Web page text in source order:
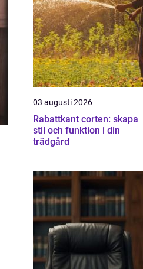
03 augusti 2026
Rabattkant corten: skapa
stil och funktion i din
trädgård